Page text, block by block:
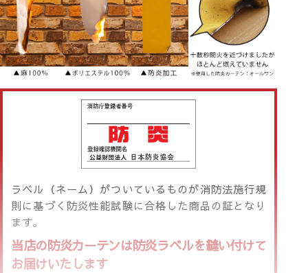
ラベル（ネーム）がついているものが消防法施行規
則に基づく防炎性能試験に合格した商品の証となり
ます。
当店の防炎カーテンは防炎ラベルを縫い付けて
お届けいたします